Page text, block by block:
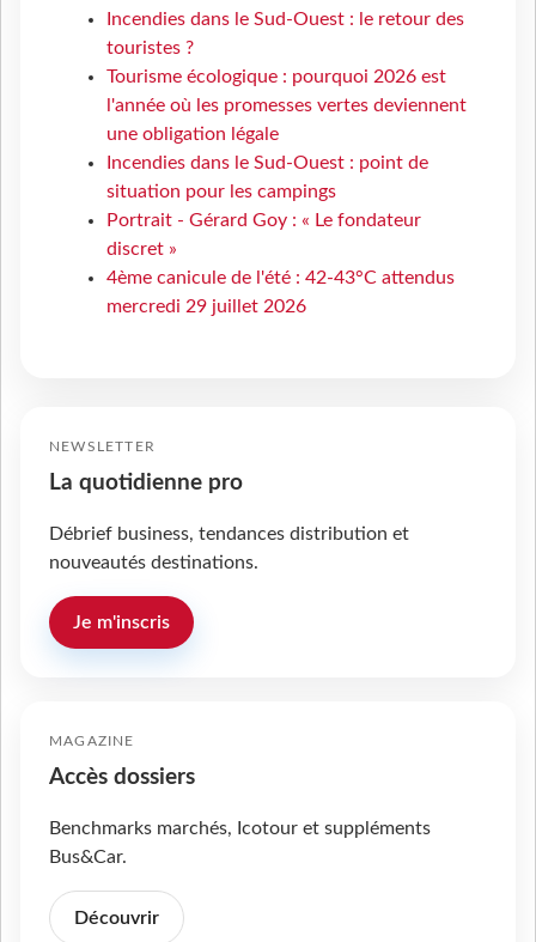
Incendies dans le Sud-Ouest : le retour des
touristes ?
Tourisme écologique : pourquoi 2026 est
l'année où les promesses vertes deviennent
une obligation légale
Incendies dans le Sud-Ouest : point de
situation pour les campings
Portrait - Gérard Goy : « Le fondateur
discret »
4ème canicule de l'été : 42-43°C attendus
mercredi 29 juillet 2026
NEWSLETTER
La quotidienne pro
Débrief business, tendances distribution et
nouveautés destinations.
Je m'inscris
MAGAZINE
Accès dossiers
Benchmarks marchés, Icotour et suppléments
Bus&Car.
Découvrir